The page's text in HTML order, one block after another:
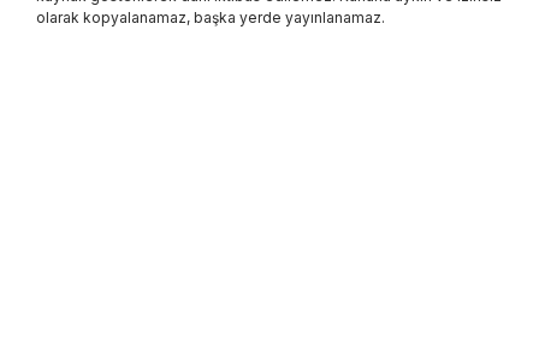
olarak kopyalanamaz, başka yerde yayınlanamaz.